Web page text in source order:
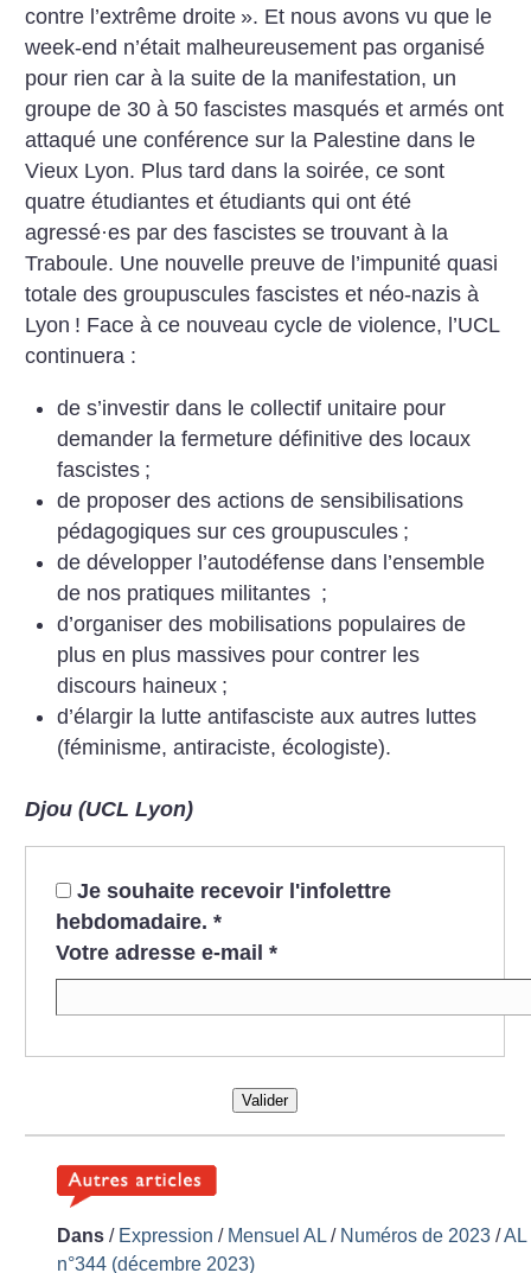
contre l’extrême droite ». Et nous avons vu que le
week-end n’était malheureusement pas organisé
pour rien car à la suite de la manifestation, un
groupe de 30 à 50 fascistes masqués et armés ont
attaqué une conférence sur la Palestine dans le
Vieux Lyon. Plus tard dans la soirée, ce sont
quatre étudiantes et étudiants qui ont été
agressé·es par des fascistes se trouvant à la
Traboule. Une nouvelle preuve de l’impunité quasi
totale des groupuscules fascistes et néo-nazis à
Lyon ! Face à ce nouveau cycle de violence, l’UCL
continuera :
de s’investir dans le collectif unitaire pour
demander la fermeture définitive des locaux
fascistes ;
de proposer des actions de sensibilisations
pédagogiques sur ces groupuscules ;
de développer l’autodéfense dans l’ensemble
de nos pratiques militantes ;
d’organiser des mobilisations populaires de
plus en plus massives pour contrer les
discours haineux ;
d’élargir la lutte antifasciste aux autres luttes
(féminisme, antiraciste, écologiste).
Djou (UCL Lyon)
Je souhaite recevoir l'infolettre
hebdomadaire. *
Votre adresse e-mail *
Valider
Dans / Expression / Mensuel AL / Numéros de 2023 /AL
n°344 (décembre 2023)